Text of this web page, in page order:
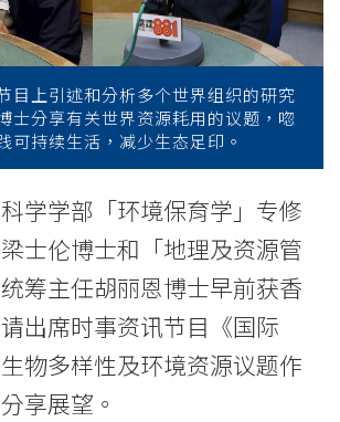
目上引述和分析多个世界组织的研究
士分享有关世界资源耗用的议题，唿
可持续生活，减少生态足印。
学学部「环境保育学」专修
士伦博士和「地理及资源管
筹主任胡丽恩博士早前获香
出席时事资讯节目《国际
物多样性及环境资源议题作
享展望。